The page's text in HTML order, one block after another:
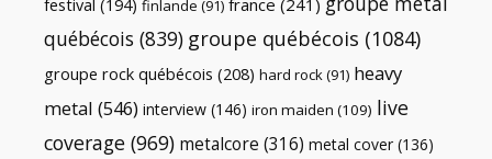
festival (194) finlande (91) france (241)
québécois (839) groupe québécois (1084)
groupe rock québécois (208) hard rock(91) heavy
metal (546) interview (146) iron maiden (109) live
coverage (969) metalcore (316) metal cover (136)